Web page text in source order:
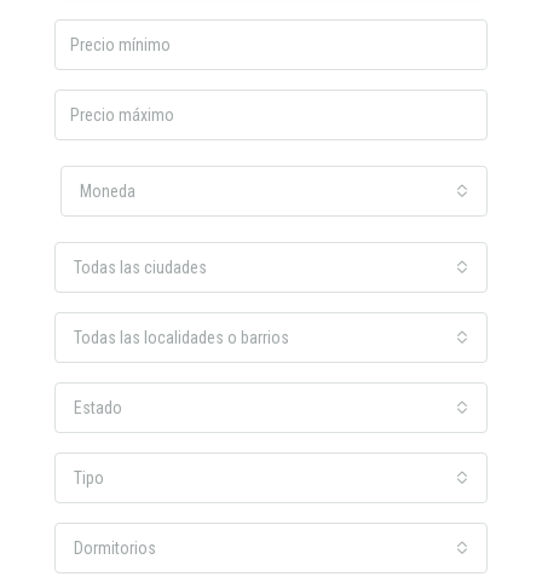
Moneda
Todas las ciudades
Todas las localidades o barrios
Estado
Tipo
Dormitorios